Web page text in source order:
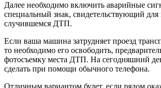
Далее необходимо включить аварийные
специальный знак, свидетельствующий
случившемся ДТП.
Если ваша машина затрудняет проезд
то необходимо его освободить,
фотосъемку места ДТП. На сегодняшний
сделать при помощи обычного телефона.
Отличным вариантом будет, если рядом